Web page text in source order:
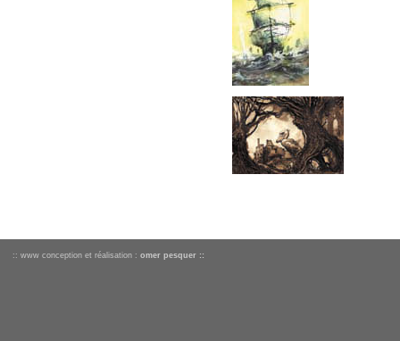
:: www conception et réalisation : omer pesquer ::